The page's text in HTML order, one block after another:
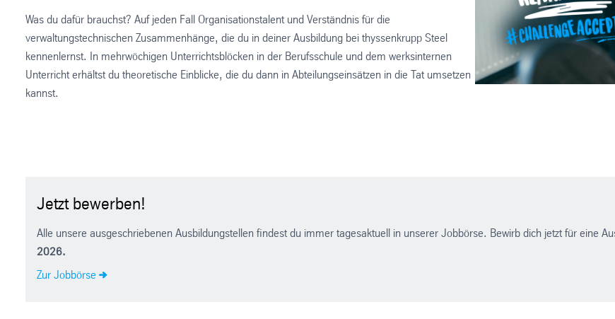
Was du dafür brauchst? Auf jeden Fall Organisationstalent und Verständnis für die
verwaltungstechnischen Zusammenhänge, die du in deiner Ausbildung bei thyssenkrupp Steel
kennenlernst. In mehrwöchigen Unterrichtsblöcken in der Berufsschule und dem werksinternen
Unterricht erhältst du theoretische Einblicke, die du dann in Abteilungseinsätzen in die Tat umsetzen
kannst.
Jetzt bewerben!
Alle unsere ausgeschriebenen Ausbildungstellen findest du immer tagesaktuell in unserer Jobbörse. Bewirb dich jetzt für eine
2026.
Zur Jobbörse